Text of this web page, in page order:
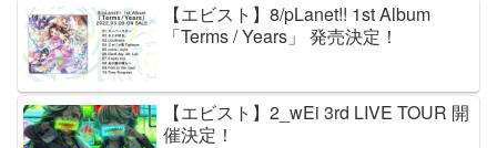
【エビスト】8/pLanet!! 1st Album
「Terms / Years」 発売決定！
【エビスト】2_wEi 3rd LIVE TOUR 開
催決定！